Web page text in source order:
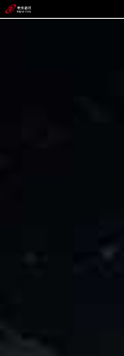
z6mg·人生就是博